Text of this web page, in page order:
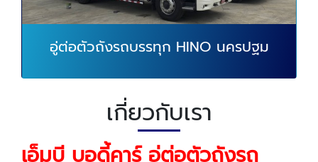
อู่ต่อตัวถังรถบรรทุก HINO นครปฐม
เกี่ยวกับเรา
เอ็มบี บอดี้คาร์ อู่ต่อตัวถังรถ